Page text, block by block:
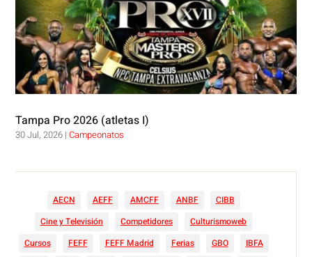
Tampa Pro 2026 (atletas I)
30 Jul, 2026 |Campeonatos
AECN AEFF AMCFF ANBF
CIBB
Cine y Televisión
Competidores
Culturismoweb
Cursos
FEFF FEFF Madrid Ferias GBO
IBFA